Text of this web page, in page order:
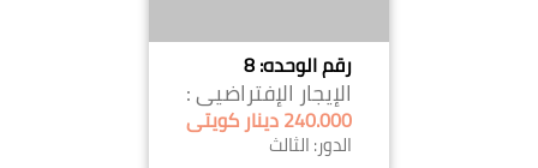
رقم الوحده: 8
الإيجار الإفتراضيى :
240.000 دينار كويتى
الدور: الثالث